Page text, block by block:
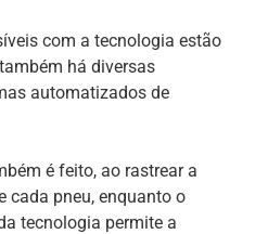
com a tecnologia estão
há diversas
automatizados de
é feito, ao rastrear a
cada pneu, enquanto o
tecnologia permite a